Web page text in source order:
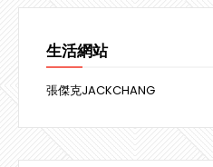
生活網站
張傑克JACKCHANG